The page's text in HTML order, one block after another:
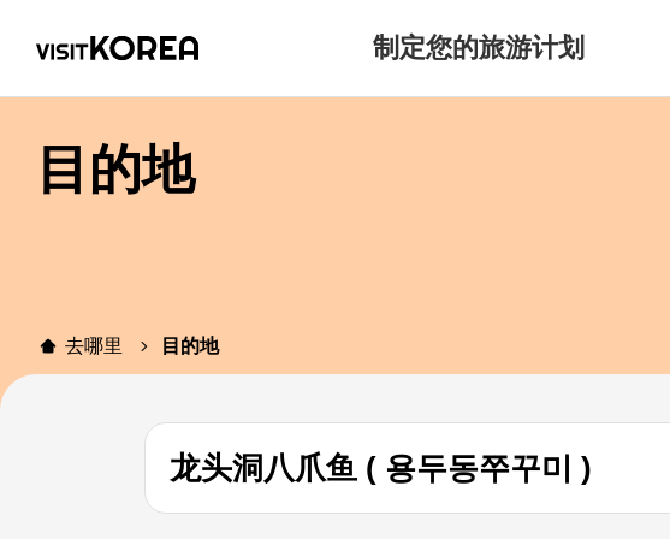
制定您的旅游计划
目的地
去哪里 目的地
龙头洞八爪鱼 ( 용두동쭈꾸미 )